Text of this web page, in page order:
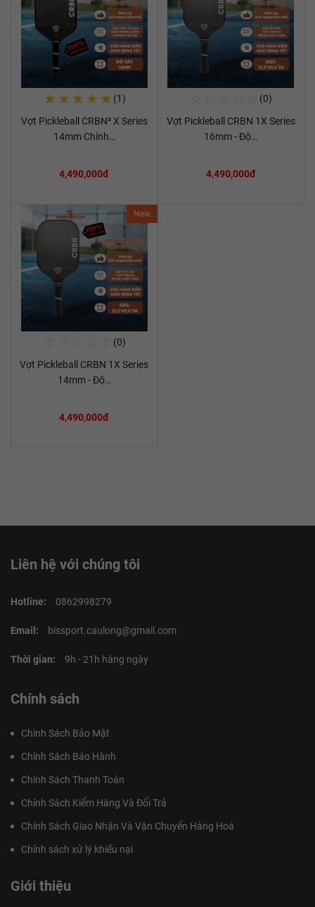
Mua Ngay
★ ★ ★ ★ ★ (1)
Vợt Pickleball CRBN³ X Series
14mm Chính…
4,490,000đ
(0)
Vợt Pickleball CRBN 1X Series
16mm - Độ…
4,490,000đ
New
(0)
Vợt Pickleball CRBN 1X Series
14mm - Độ…
4,490,000đ
Liên hệ với chúng tôi
Hotline: 0862998279
Email: bissport.caulong@gmail.com
Thời gian: 9h - 21h hàng ngày
Chính sách
Chính Sách Bảo Mật
Chính Sách Bảo Hành
Chính Sách Thanh Toán
Chính Sách Kiểm Hàng Và Đổi Trả
Chính Sách Giao Nhận Và Vận Chuyển Hàng Hoá
Chính sách xử lý khiếu nại
Giới thiệu